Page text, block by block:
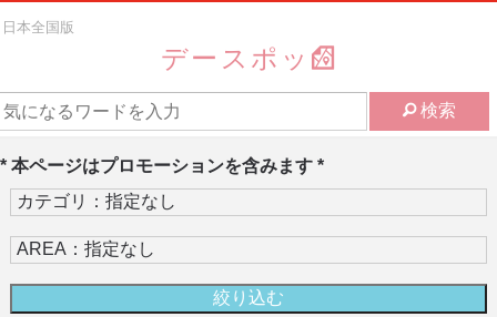
日本全国版
デースポッ
検索
* 本ページはプロモーションを含みます *